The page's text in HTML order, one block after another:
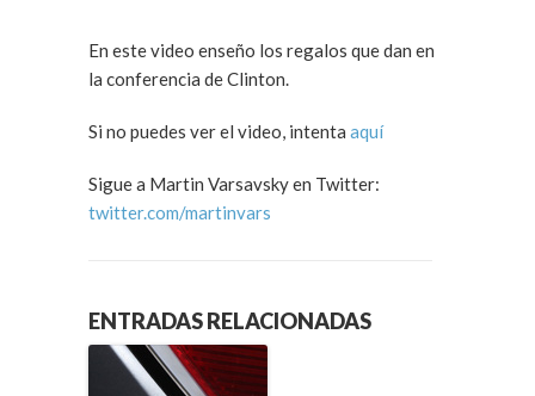
En este video enseño los regalos que dan en
la conferencia de Clinton.
Si no puedes ver el video, intenta aquí
Sigue a Martin Varsavsky en Twitter:
twitter.com/martinvars
ENTRADAS RELACIONADAS